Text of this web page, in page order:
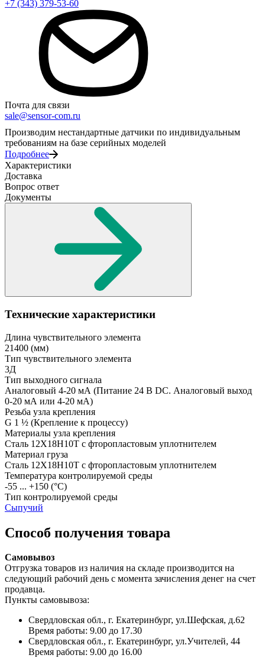
+7 (343) 379-53-60
Почта для связи
sale@sensor-com.ru
Производим нестандартные датчики по индивидуальным
требованиям на базе серийных моделей
Подробнее
Характеристики
Доставка
Вопрос ответ
Документы
Технические характеристики
Длина чувствительного элемента
21400 (мм)
Тип чувствительного элемента
3Д
Тип выходного сигнала
Аналоговый 4-20 мА (Питание 24 В DC. Аналоговый выход
0-20 мА или 4-20 мА)
Резьба узла крепления
G 1 ½ (Крепление к процессу)
Материалы узла крепления
Сталь 12Х18Н10Т с фторопластовым уплотнителем
Материал груза
Сталь 12Х18Н10Т с фторопластовым уплотнителем
Температура контролируемой среды
-55 ... +150 (°С)
Тип контролируемой среды
Сыпучий
Способ получения товара
Самовывоз
Отгрузка товаров из наличия на складе производится на
следующий рабочий день с момента зачисления денег на счет
продавца.
Пункты самовывоза:
Свердловская обл., г. Екатеринбург, ул.Шефская, д.62
Время работы: 9.00 до 17.30
Свердловская обл., г. Екатеринбург, ул.Учителей, 44
Время работы: 9.00 до 16.00